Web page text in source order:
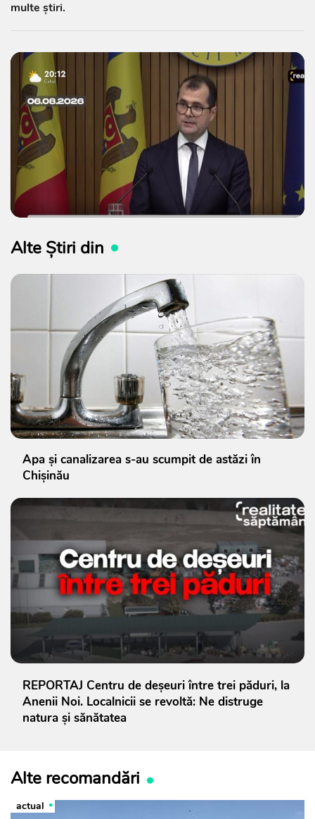
multe știri.
Alte Știri din
Apa și canalizarea s-au scumpit de astăzi în
Chișinău
REPORTAJ Centru de deșeuri între trei păduri, la
Anenii Noi. Localnicii se revoltă: Ne distruge
natura și sănătatea
Alte recomandări
actual